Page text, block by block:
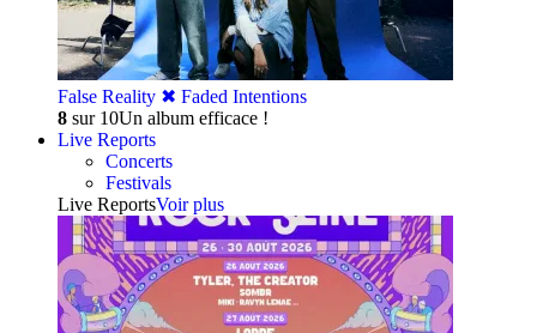
False Reality ✖︎ Faded Intentions
8 sur 10Un album efficace !
Live Reports
Concerts
Festivals
Live ReportsVoir plus